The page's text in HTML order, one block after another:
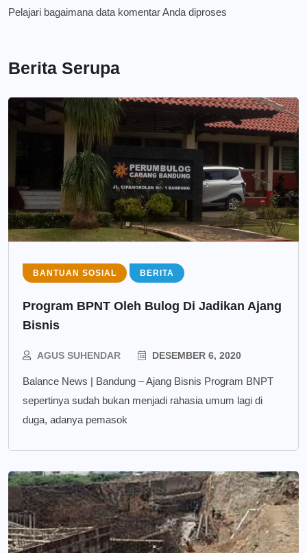
Pelajari bagaimana data komentar Anda diproses
Berita Serupa
BANTUAN SOSIAL BERITA
Program BPNT Oleh Bulog Di Jadikan Ajang
Bisnis
AGUS SUHENDAR DESEMBER 6, 2020
Balance News | Bandung – Ajang Bisnis Program BNPT
sepertinya sudah bukan menjadi rahasia umum lagi di
duga, adanya pemasok